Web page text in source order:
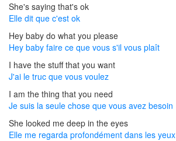
She's saying that's ok
Elle dit que c'est ok
Hey baby do what you please
Hey baby faire ce que vous s'il vous plaît
I have the stuff that you want
J'ai le truc que vous voulez
I am the thing that you need
Je suis la seule chose que vous avez besoin
She looked me deep in the eyes
Elle me regarda profondément dans les yeux